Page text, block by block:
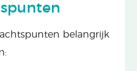
belangrijk